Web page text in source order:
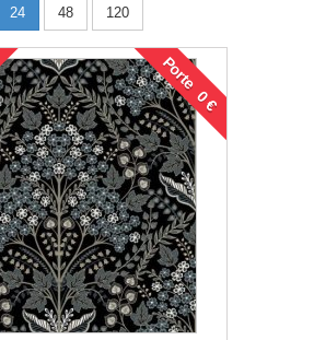
24
48 120
Porte 0 €